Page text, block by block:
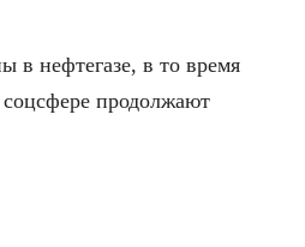
в нефтегазе, в то время
продолжают